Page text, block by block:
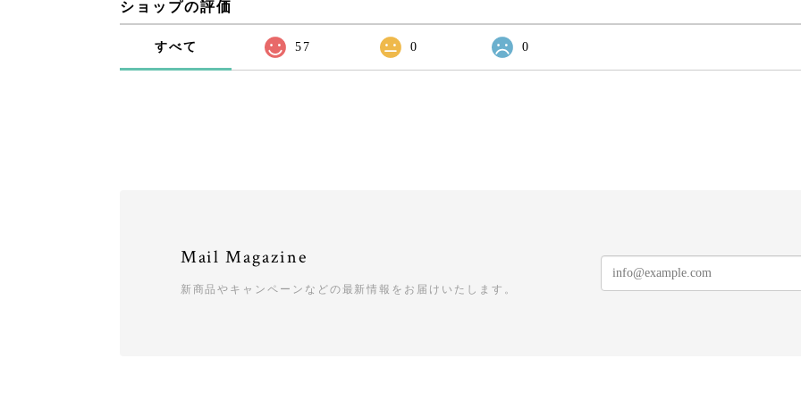
ショップの評価
すべて 57 0 0
Mail Magazine
新商品やキャンペーンなどの最新情報をお届けいたします。